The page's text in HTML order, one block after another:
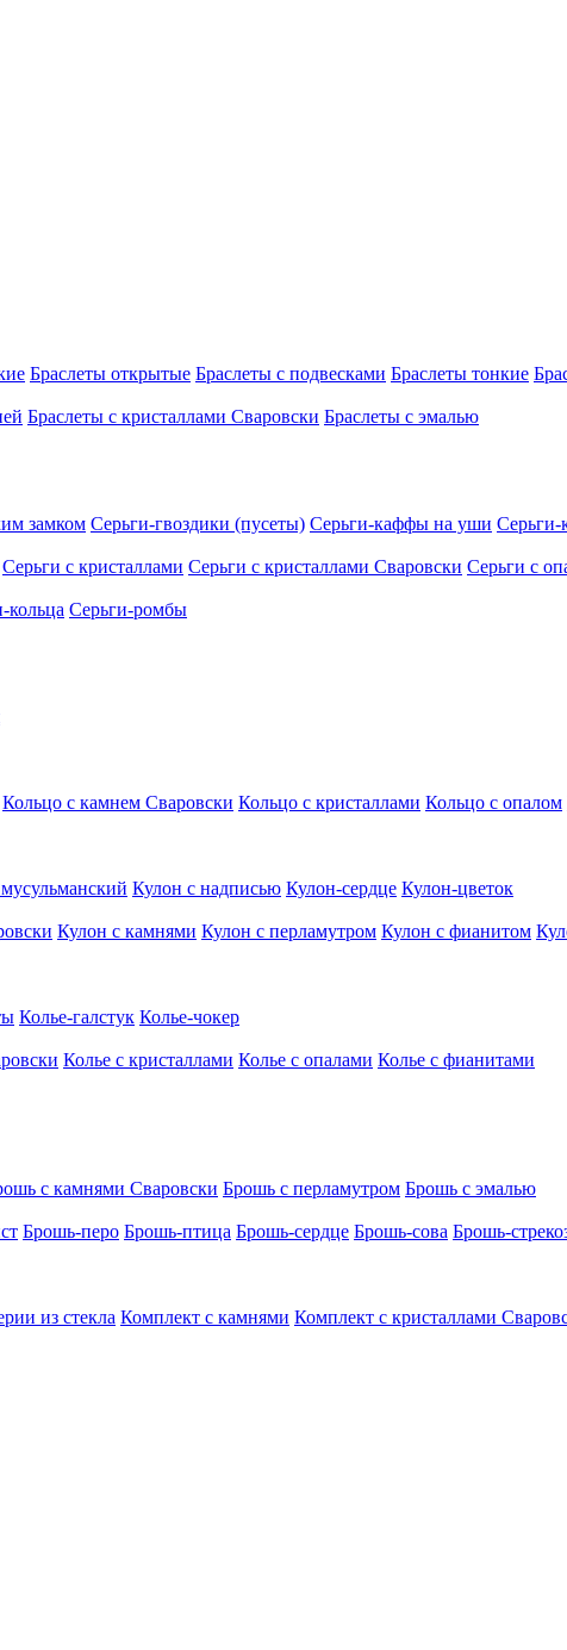
Браслеты открытые Браслеты с подвесками Браслеты тонкие
Браслеты с кристаллами Сваровски Браслеты с эмалью
замком Серьги-гвоздики (пусеты) Серьги-каффы на уши
Серьги с кристаллами Серьги с кристаллами Сваровски Серьги с
кольца Серьги-ромбы
Кольцо с камнем Сваровски Кольцо с кристаллами Кольцо с опалом
Кулон с надписью Кулон-сердце Кулон-цветок
Кулон с камнями Кулон с перламутром Кулон с фианитом
Колье-галстук Колье-чокер
Колье с кристаллами Колье с опалами Колье с фианитами
с камнями Сваровски Брошь с перламутром Брошь с эмалью
Брошь-перо Брошь-птица Брошь-сердце Брошь-сова Брошь-
из стекла Комплект с камнями Комплект с кристаллами